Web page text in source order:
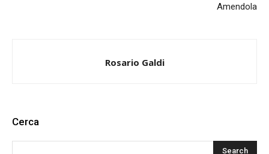
Amendola
Rosario Galdi
Cerca